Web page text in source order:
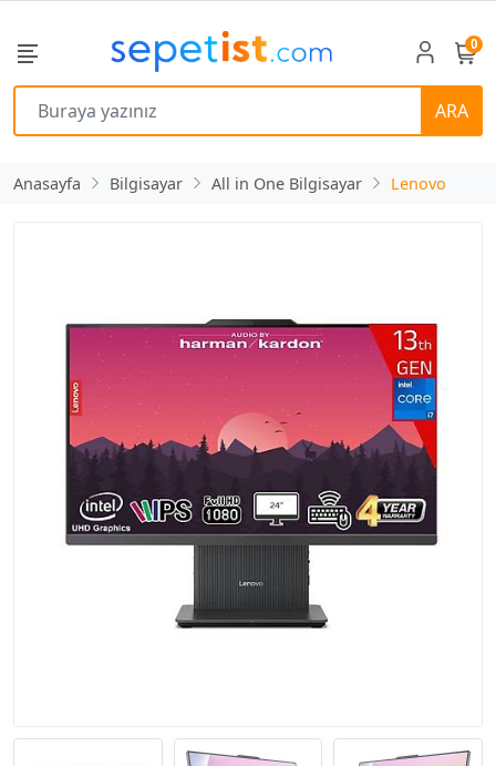
ARA
0
Anasayfa Bilgisayar All in One Bilgisayar Lenovo